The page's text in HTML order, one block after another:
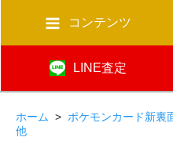
コンテンツ
LINE査定
ホーム > ポケモンカード新裏
他